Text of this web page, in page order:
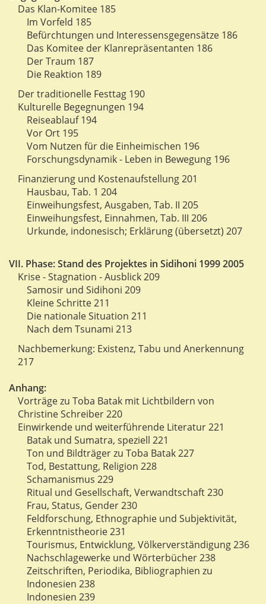
Das Klan-Komitee 185
Im Vorfeld 185
Befürchtungen und Interessensgegensätze 186
Das Komitee der Klanrepräsentanten 186
Der Traum 187
Die Reaktion 189
Der traditionelle Festtag 190
Kulturelle Begegnungen 194
Reiseablauf 194
Vor Ort 195
Vom Nutzen für die Einheimischen 196
Forschungsdynamik - Leben in Bewegung 196
Finanzierung und Kostenaufstellung 201
Hausbau, Tab. 1 204
Einweihungsfest, Ausgaben, Tab. II 205
Einweihungsfest, Einnahmen, Tab. III 206
Urkunde, indonesisch; Erklärung (übersetzt) 207
VII. Phase: Stand des Projektes in Sidihoni 1999 2005
Krise - Stagnation - Ausblick 209
Samosir und Sidihoni 209
Kleine Schritte 211
Die nationale Situation 211
Nach dem Tsunami 213
Nachbemerkung: Existenz, Tabu und Anerkennung
217
Anhang:
Vorträge zu Toba Batak mit Lichtbildern von
Christine Schreiber 220
Einwirkende und weiterführende Literatur 221
Batak und Sumatra, speziell 221
Ton und Bildträger zu Toba Batak 227
Tod, Bestattung, Religion 228
Schamanismus 229
Ritual und Gesellschaft, Verwandtschaft 230
Frau, Status, Gender 230
Feldforschung, Ethnographie und Subjektivität,
Erkenntnistheorie 231
Tourismus, Entwicklung, Völkerverständigung 236
Nachschlagewerke und Wörterbücher 238
Zeitschriften, Periodika, Bibliographien zu
Indonesien 238
Indonesien 239